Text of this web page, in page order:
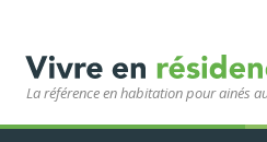
La référence en habitation pour ainés